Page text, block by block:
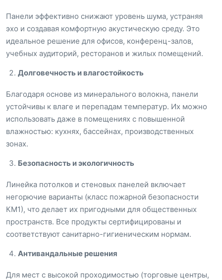
Панели эффективно снижают уровень шума, устраняя
эхо и создавая комфортную акустическую среду. Это
идеальное решение для офисов, конференц-залов,
учебных аудиторий, ресторанов и жилых помещений.
Долговечность и влагостойкость
Благодаря основе из минерального волокна, панели
устойчивы к влаге и перепадам температур. Их можно
использовать даже в помещениях с повышенной
влажностью: кухнях, бассейнах, производственных
зонах.
Безопасность и экологичность
Линейка потолков и стеновых панелей включает
негорючие варианты (класс пожарной безопасности
КМ1), что делает их пригодными для общественных
пространств. Все продукты сертифицированы и
соответствуют санитарно-гигиеническим нормам.
Антивандальные решения
Для мест с высокой проходимостью (торговые центры,